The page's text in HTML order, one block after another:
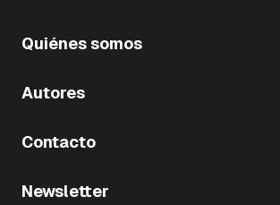
Quiénes somos
Autores
Contacto
Newsletter